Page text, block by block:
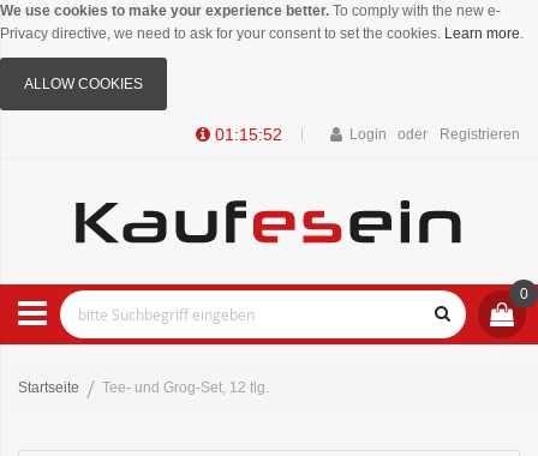
We use cookies to make your experience better. To comply with the new e-
Privacy directive, we need to ask for your consent to set the cookies. Learn more.
ALLOW COOKIES
Login Registrieren
01:15:52
0
Startseite Tee- und Grog-Set, 12 tlg.